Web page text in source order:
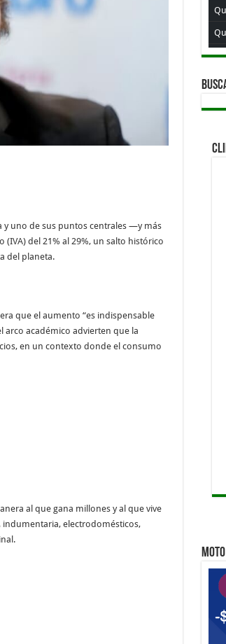
y uno de sus puntos centrales —y más
del 21% al 29%, un salto histórico
del planeta.
que el aumento “es indispensable
arco académico advierten que la
en un contexto donde el consumo
al que gana millones y al que vive
electrodomésticos,